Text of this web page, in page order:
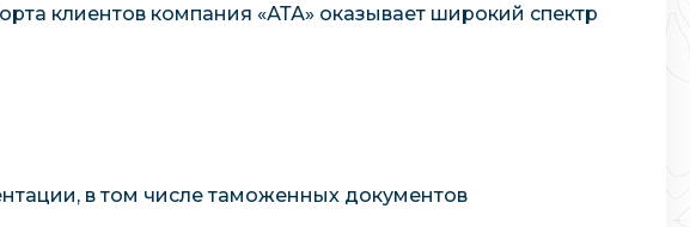
клиентов компания «АТА» оказывает широкий спектр
в том числе таможенных документов